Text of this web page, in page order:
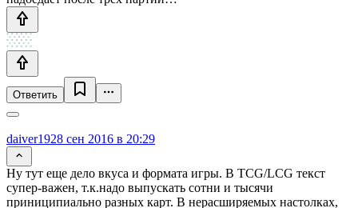
Ответить
daiver1928 сен 2016 в 20:29
Ну тут еще дело вкуса и формата игры. В TCG/LCG текст
супер-важен, т.к.надо выпускать сотни и тысячи
приниципиально разных карт. В нерасширяемых настолках,